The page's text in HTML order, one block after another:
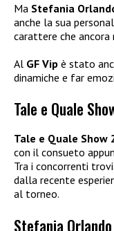
Ma Stefania
anche la sua
carattere che ancora
Al GF Vip è stato
dinamiche e far
Tale e Quale
Tale e Quale Show
con il consueto
Tra i concorrenti
dalla recente
al torneo.
Stefania